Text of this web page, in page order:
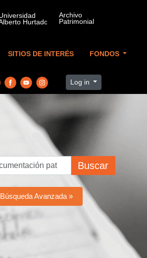
SITIOS DE INTERÉS FONDOS
Log in
Buscar
Búsqueda Avanzada »